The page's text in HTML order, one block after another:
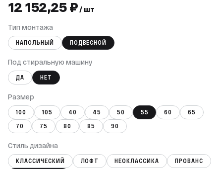
12 152,25 ₽ / шт
Тип монтажа
НАПОЛЬНЫЙ ПОДВЕСНОЙ
Под стиральную машину
ДА НЕТ
Размер
100 105 40 45 50 55 60
65
70
75 80 85 90
Стиль дизайна
КЛАССИЧЕСКИЙ ЛОФТ НЕОКЛАССИКА
ПРОВАНС